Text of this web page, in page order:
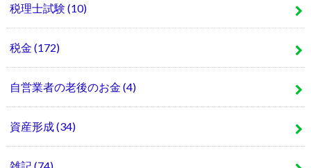
税理士試験 (10)
税金 (172)
自営業者の老後のお金 (4)
資産形成(34)
雑記 (74)